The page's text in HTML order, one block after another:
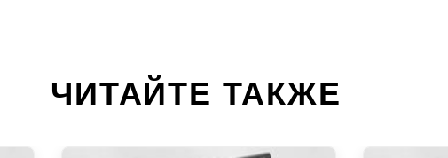
ЧИТАЙТЕ ТАКЖЕ